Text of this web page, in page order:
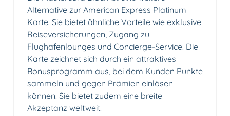
Alternative zur American Express Platinum
Karte. Sie bietet ähnliche Vorteile wie exklusive
Reiseversicherungen, Zugang zu
Flughafenlounges und Concierge-Service. Die
Karte zeichnet sich durch ein attraktives
Bonusprogramm aus, bei dem Kunden Punkte
sammeln und gegen Prämien einlösen
können. Sie bietet zudem eine breite
Akzeptanz weltweit.